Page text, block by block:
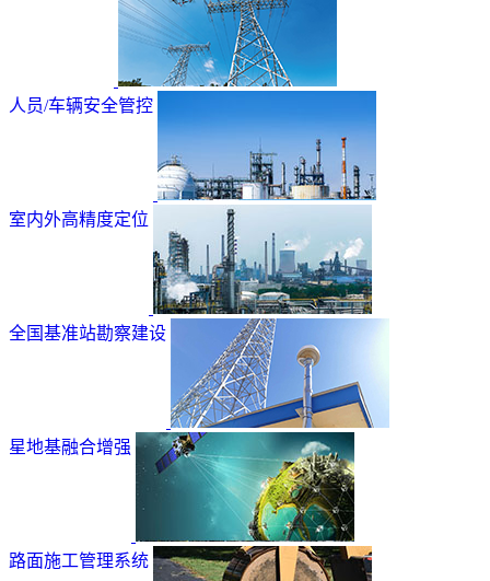
人员/车辆安全管控
室内外高精度定位
全国基准站勘察建设
星地基融合增强
路面施工管理系统